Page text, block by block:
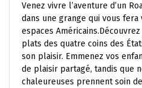
Venez vivre l’aventure d’un
dans une grange qui vous
espaces
plats des quatre coins des
son plaisir. Emmenez vos
de plaisir partagé, tandis que
chaleureuses prennent soin